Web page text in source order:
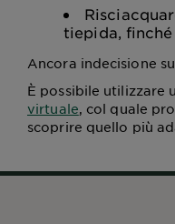
tiepida,
Ancora indecisione
È possibile utilizzare
virtuale, col quale
scoprire quello più